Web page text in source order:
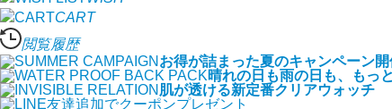
CART
閲覧履歴
お得が詰まった夏のキャンペーン開
晴れの日も雨の日も、もっ
肌が透ける新定番クリアウォッチ